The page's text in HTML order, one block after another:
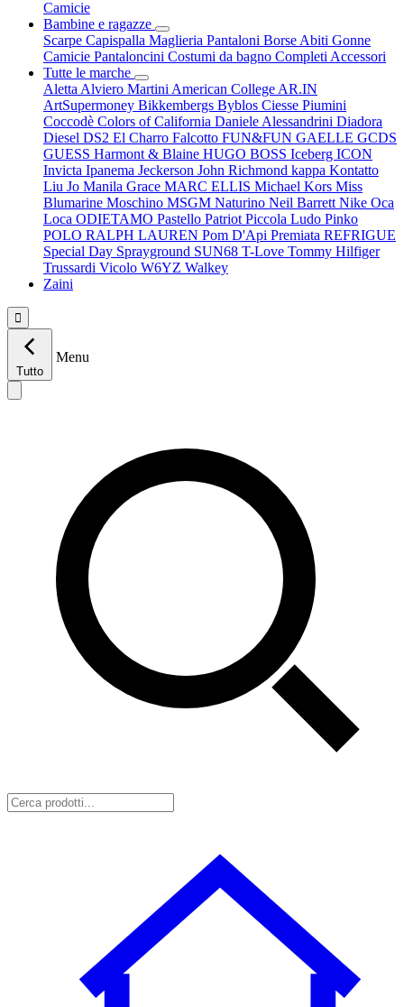
Camicie
Bambine e ragazze
Scarpe Capispalla Maglieria Pantaloni Borse Abiti Gonne
Camicie Pantaloncini Costumi da bagno Completi Accessori
Tutte le marche
Aletta Alviero Martini American College AR.IN
ArtSupermoney Bikkembergs Byblos Ciesse Piumini
Coccodè Colors of California Daniele Alessandrini Diadora
Diesel DS2 El Charro Falcotto FUN&FUN GAELLE GCDS
GUESS Harmont & Blaine HUGO BOSS Iceberg ICON
Invicta Ipanema Jeckerson John Richmond kappa Kontatto
Liu Jo Manila Grace MARC ELLIS Michael Kors Miss
Blumarine Moschino MSGM Naturino Neil Barrett Nike Oca
Loca ODIETAMO Pastello Patriot Piccola Ludo Pinko
POLO RALPH LAUREN Pom D'Api Premiata REFRIGUE
Special Day Sprayground SUN68 T-Love Tommy Hilfiger
Trussardi Vicolo W6YZ Walkey
Zaini

Tutto
Menu